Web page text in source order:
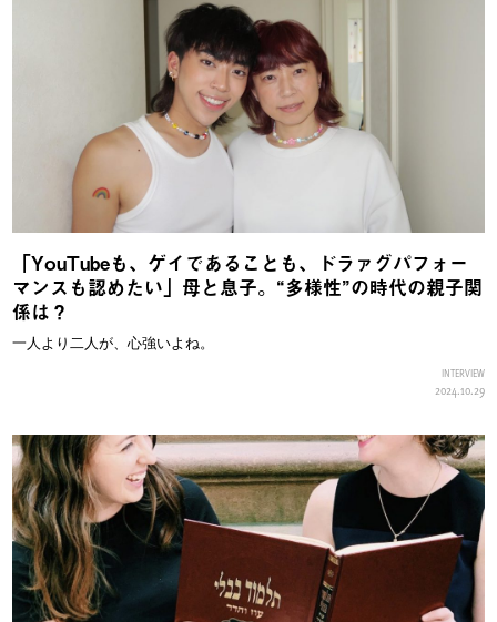
「YouTubeも、ゲイであることも、ドラァグパフォー
マンスも認めたい」母と息子。“多様性”の時代の親子関
係は？
一人より二人が、心強いよね。
INTERVIEW
2024.10.29